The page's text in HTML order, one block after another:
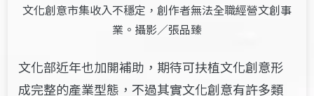
文化創意市集收入不穩定，創作者無法全職經營文創事
業。攝影／張品臻
文化部近年也加開補助，期待可扶植文化創意形
成完整的產業型態，不過其實文化創意有許多類